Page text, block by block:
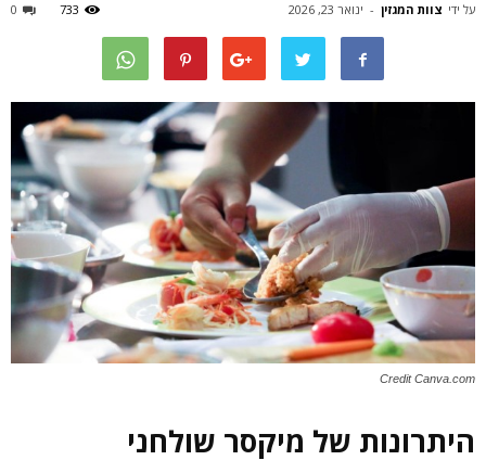
על ידי צוות המגזין - ינואר 23, 2026 0 733
Credit Canva.com
היתרונות של מיקסר שולחני